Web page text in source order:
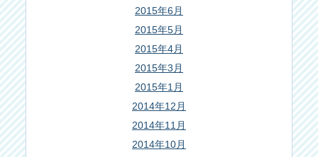
2015年6月
2015年5月
2015年4月
2015年3月
2015年1月
2014年12月
2014年11月
2014年10月